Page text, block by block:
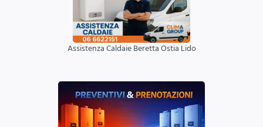
Assistenza Caldaie Beretta Ostia Lido